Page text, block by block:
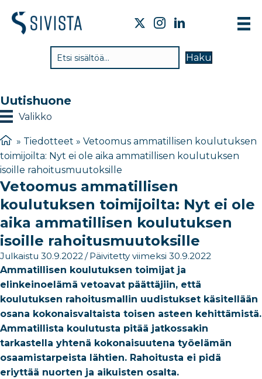
Haku
Uutishuone
Valikko
» Tiedotteet » Vetoomus ammatillisen koulutuksen
toimijoilta: Nyt ei ole aika ammatillisen koulutuksen
isoille rahoitusmuutoksille
Vetoomus ammatillisen
koulutuksen toimijoilta: Nyt ei ole
aika ammatillisen koulutuksen
isoille rahoitusmuutoksille
Julkaistu 30.9.2022/ Päivitetty viimeksi 30.9.2022
Ammatillisen koulutuksen toimijat ja
elinkeinoelämä vetoavat päättäjiin, että
koulutuksen rahoitusmallin uudistukset käsitellään
osana kokonaisvaltaista toisen asteen kehittämistä.
Ammatillista koulutusta pitää jatkossakin
tarkastella yhtenä kokonaisuutena työelämän
osaamistarpeista lähtien. Rahoitusta ei pidä
eriyttää nuorten ja aikuisten osalta.